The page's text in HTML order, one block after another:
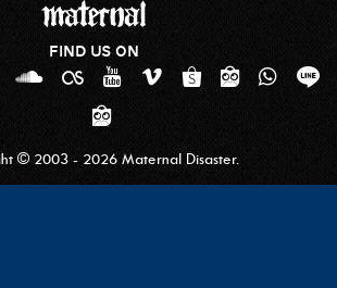
FIND US ON
© 2003 - 2026 Maternal Disaster.